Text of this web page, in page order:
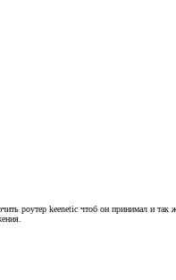
роутер keenetic чтоб он принимал и так